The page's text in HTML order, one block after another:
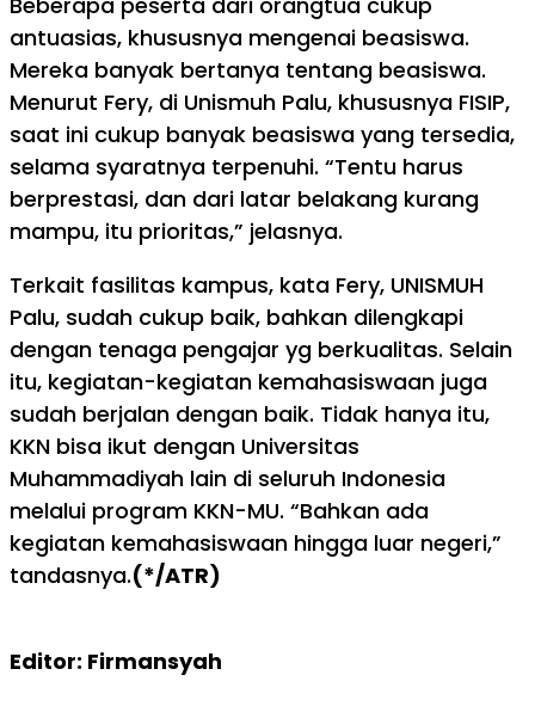
antuasias, khususnya mengenai beasiswa.
Mereka banyak bertanya tentang beasiswa.
Menurut Fery, di Unismuh Palu, khususnya FISIP,
saat ini cukup banyak beasiswa yang tersedia,
selama syaratnya terpenuhi. “Tentu harus
berprestasi, dan dari latar belakang kurang
mampu, itu prioritas,” jelasnya.
Terkait fasilitas kampus, kata Fery, UNISMUH
Palu, sudah cukup baik, bahkan dilengkapi
dengan tenaga pengajar yg berkualitas. Selain
itu, kegiatan-kegiatan kemahasiswaan juga
sudah berjalan dengan baik. Tidak hanya itu,
KKN bisa ikut dengan Universitas
Muhammadiyah lain di seluruh Indonesia
melalui program KKN-MU. “Bahkan ada
kegiatan kemahasiswaan hingga luar negeri,”
tandasnya.(*/ATR)
Editor: Firmansyah